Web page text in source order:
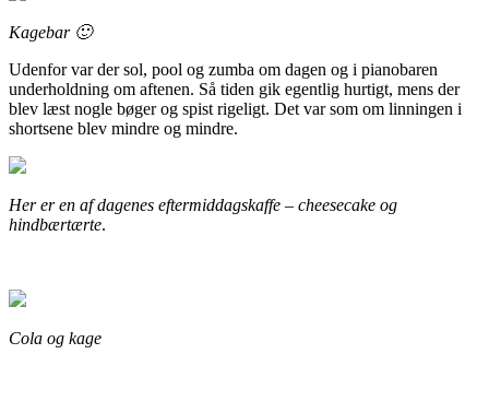
Kagebar 🙂
Udenfor var der sol, pool og zumba om dagen og i pianobaren
underholdning om aftenen. Så tiden gik egentlig hurtigt, mens der
blev læst nogle bøger og spist rigeligt. Det var som om linningen i
shortsene blev mindre og mindre.
Her er en af dagenes eftermiddagskaffe – cheesecake og
hindbærtærte.
Cola og kage